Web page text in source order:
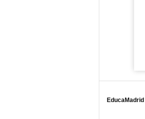
EducaMadrid